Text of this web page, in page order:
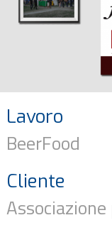
Lavoro
BeerFood
Cliente